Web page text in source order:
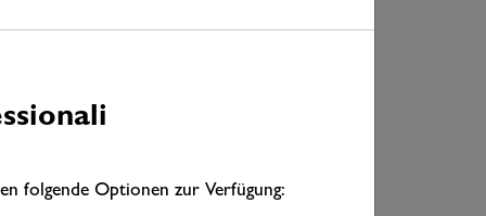
folgende Optionen zur Verfügung:
e del commercio.
ciò di cui avete bisogno per i vostri progetti, dai
dei nostri servizi di prima classe. Venite a
con Jordan.